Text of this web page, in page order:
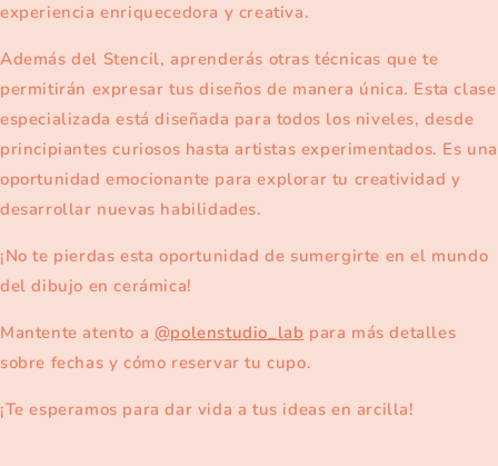
experiencia enriquecedora y creativa.
Además del Stencil, aprenderás otras técnicas que te
permitirán expresar tus diseños de manera única. Esta clase
especializada está diseñada para todos los niveles, desde
principiantes curiosos hasta artistas experimentados. Es una
oportunidad emocionante para explorar tu creatividad y
desarrollar nuevas habilidades.
¡No te pierdas esta oportunidad de sumergirte en el mundo
del dibujo en cerámica!
Mantente atento a @polenstudio_lab para más detalles
sobre fechas y cómo reservar tu cupo.
¡Te esperamos para dar vida a tus ideas en arcilla!